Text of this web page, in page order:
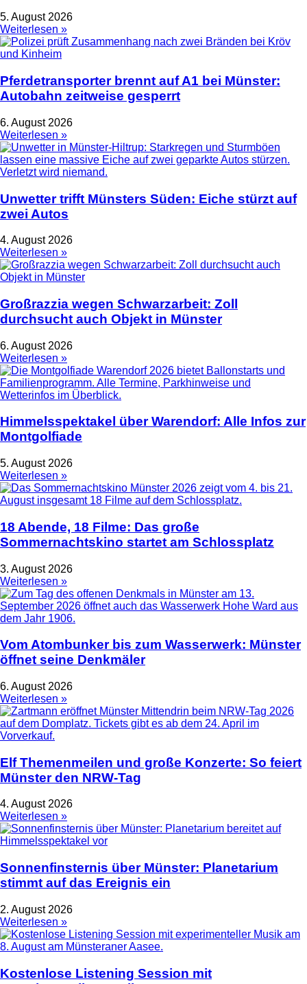
5. August 2026
Weiterlesen »
Pferdetransporter brennt auf A1 bei Münster:
Autobahn zeitweise gesperrt
6. August 2026
Weiterlesen »
Unwetter trifft Münsters Süden: Eiche stürzt auf
zwei Autos
4. August 2026
Weiterlesen »
Großrazzia wegen Schwarzarbeit: Zoll
durchsucht auch Objekt in Münster
6. August 2026
Weiterlesen »
Himmelsspektakel über Warendorf: Alle Infos zur
Montgolfiade
5. August 2026
Weiterlesen »
18 Abende, 18 Filme: Das große
Sommernachtskino startet am Schlossplatz
3. August 2026
Weiterlesen »
Vom Atombunker bis zum Wasserwerk: Münster
öffnet seine Denkmäler
6. August 2026
Weiterlesen »
Elf Themenmeilen und große Konzerte: So feiert
Münster den NRW-Tag
4. August 2026
Weiterlesen »
Sonnenfinsternis über Münster: Planetarium
stimmt auf das Ereignis ein
2. August 2026
Weiterlesen »
Kostenlose Listening Session mit